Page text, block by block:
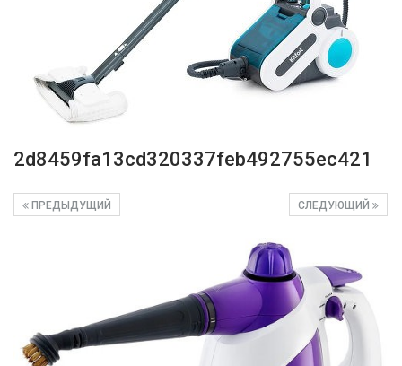
2d8459fa13cd320337feb492755ec421
СЛЕДУЮЩИЙ
ПРЕДЫДУЩИЙ